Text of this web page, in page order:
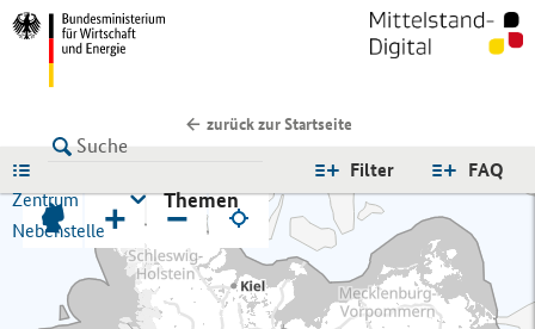
zurück zur Startseite
FAQ
Filter
Zentrum
Nebenstelle
Themen
+ −